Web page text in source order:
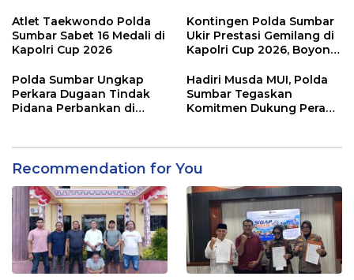
dengan Humanis
Atlet Taekwondo Polda
Sumbar Sabet 16 Medali di
Kapolri Cup 2026
Kontingen Polda Sumbar
Ukir Prestasi Gemilang di
Kapolri Cup 2026, Boyong
Polda Sumbar Ungkap
Perkara Dugaan Tindak
Pidana Perbankan di
3 Orang Ditetapkan
Tersangka
Hadiri Musda MUI, Polda
Sumbar Tegaskan
Komitmen Dukung Peran
Recommendation for You